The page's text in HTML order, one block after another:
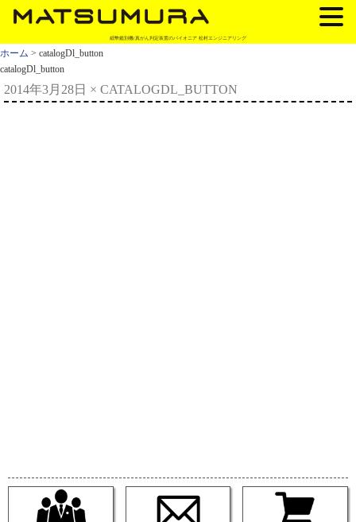
紙幣鑑別機/真がん判定装置のパイオニア 松村エンジニアリング
ホーム > catalogDl_button
catalogDl_button
2014年3月28日 × CATALOGDL_BUTTON